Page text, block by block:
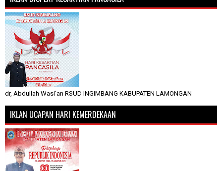
dr, Abdullah Wasi'an RSUD INGIMBANG KABUPATEN LAMONGAN
IKLAN UCAPAN HARI KEMERDEKAAN